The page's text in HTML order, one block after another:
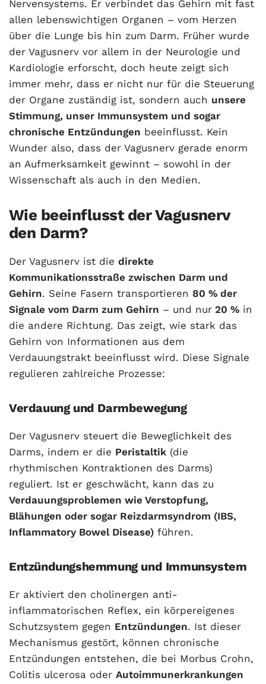
Nervensystems. Er verbindet das Gehirn mit fast
allen lebenswichtigen Organen – vom Herzen
über die Lunge bis hin zum Darm. Früher wurde
der Vagusnerv vor allem in der Neurologie und
Kardiologie erforscht, doch heute zeigt sich
immer mehr, dass er nicht nur für die Steuerung
der Organe zuständig ist, sondern auch unsere
Stimmung, unser Immunsystem und sogar
chronische Entzündungen beeinflusst. Kein
Wunder also, dass der Vagusnerv gerade enorm
an Aufmerksamkeit gewinnt – sowohl in der
Wissenschaft als auch in den Medien.
Wie beeinflusst der Vagusnerv
den Darm?
Der Vagusnerv ist diedirekte
Kommunikationsstraße zwischen Darm und
Gehirn. Seine Fasern transportieren 80 % der
Signale vom Darm zum Gehirn – und nur 20 % in
die andere Richtung. Das zeigt, wie stark das
Gehirn von Informationen aus dem
Verdauungstrakt beeinflusst wird. Diese Signale
regulieren zahlreiche Prozesse:
Verdauung und Darmbewegung
Der Vagusnerv steuert die Beweglichkeit des
Darms, indem er die Peristaltik (die
rhythmischen Kontraktionen des Darms)
reguliert. Ist er geschwächt, kann das zu
Verdauungsproblemen wie Verstopfung,
Blähungen oder sogar Reizdarmsyndrom (IBS,
Inflammatory Bowel Disease) führen.
Entzündungshemmung und Immunsystem
Er aktiviert den cholinergen anti-
inflammatorischen Reflex, ein körpereigenes
Schutzsystem gegen Entzündungen. Ist dieser
Mechanismus gestört, können chronische
Entzündungen entstehen, die bei Morbus Crohn,
Colitis ulcerosa oderAutoimmunerkrankungen